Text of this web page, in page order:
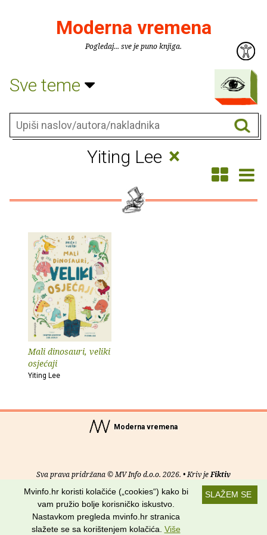
Moderna vremena
Pogledaj... sve je puno knjiga.
Sve teme
Yiting Lee ×
Mali dinosauri, veliki
osjećaji
Yiting Lee
Moderna vremena
Sva prava pridržana © MV Info d.o.o. 2026. • Kriv jeFiktiv
Uvjeti korištenja RSS kanali
Potraži nas na:
SLAŽEM SE
Mvinfo.hr koristi kolačiće („cookies“) kako bi
vam pružio bolje korisničko iskustvo.
Nastavkom pregleda mvinfo.hr stranica
slažete se sa korištenjem kolačića. Više